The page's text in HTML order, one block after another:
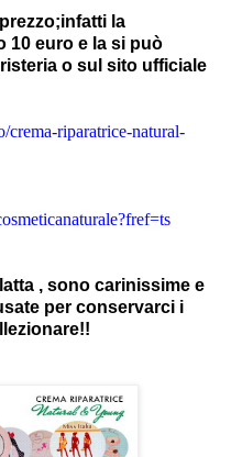
la
10 euro e la si può
o sul sito ufficiale
crema-riparatrice-natural-
, sono carinissime e
per conservarci i